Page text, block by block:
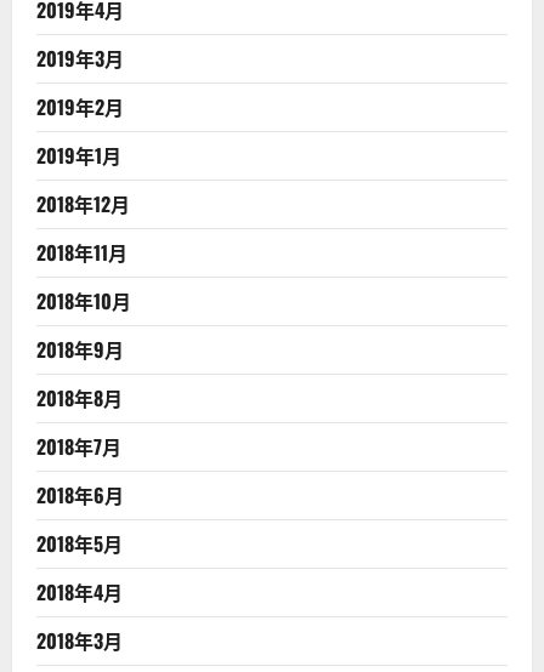
2019年4月
2019年3月
2019年2月
2019年1月
2018年12月
2018年11月
2018年10月
2018年9月
2018年8月
2018年7月
2018年6月
2018年5月
2018年4月
2018年3月